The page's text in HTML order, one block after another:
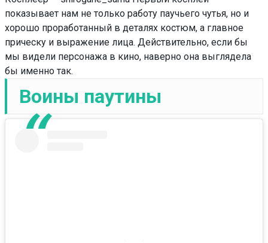
показывает нам не только работу паучьего чутья, но и
хорошо проработанный в деталях костюм, а главное
прическу и выражение лица. Действительно, если бы
мы видели персонажа в кино, наверно она выглядела
бы именно так.
Воины паутины